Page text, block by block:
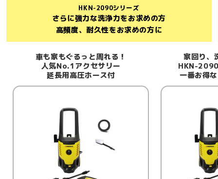
HKN-2090シリーズ
さらに強力な洗浄力をお求めの方
高頻度、耐久性をお求めの方に
家回り、洗車、配管洗浄…
HKN-2090をとことん使う！
一番お得なスペシャルセット
届い
スタ